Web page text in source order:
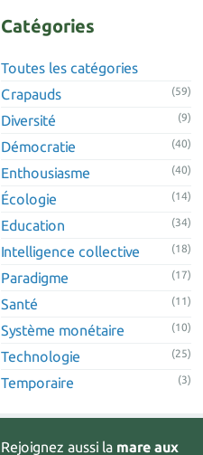
Catégories
Toutes les catégories
Crapauds
(59)
Diversité (9)
Démocratie (40)
Enthousiasme (40)
Écologie (14)
Education (34)
Intelligence collective (18)
Paradigme (17)
Santé (11)
Système monétaire (10)
Technologie (25)
Temporaire (3)
Rejoignez aussi la mare aux